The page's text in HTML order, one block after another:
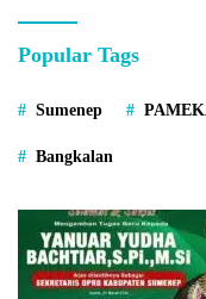
Popular Tags
Sumenep
Bangkalan